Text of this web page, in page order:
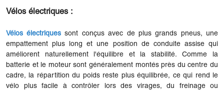
Vélos électriques :
Vélos électriques sont conçus avec de plus grands pneus, une
empattement plus long et une position de conduite assise qui
améliorent naturellement l'équilibre et la stabilité. Comme la
batterie et le moteur sont généralement montés près du centre du
cadre, la répartition du poids reste plus équilibrée, ce qui rend le
vélo plus facile à contrôler lors des virages, du freinage ou